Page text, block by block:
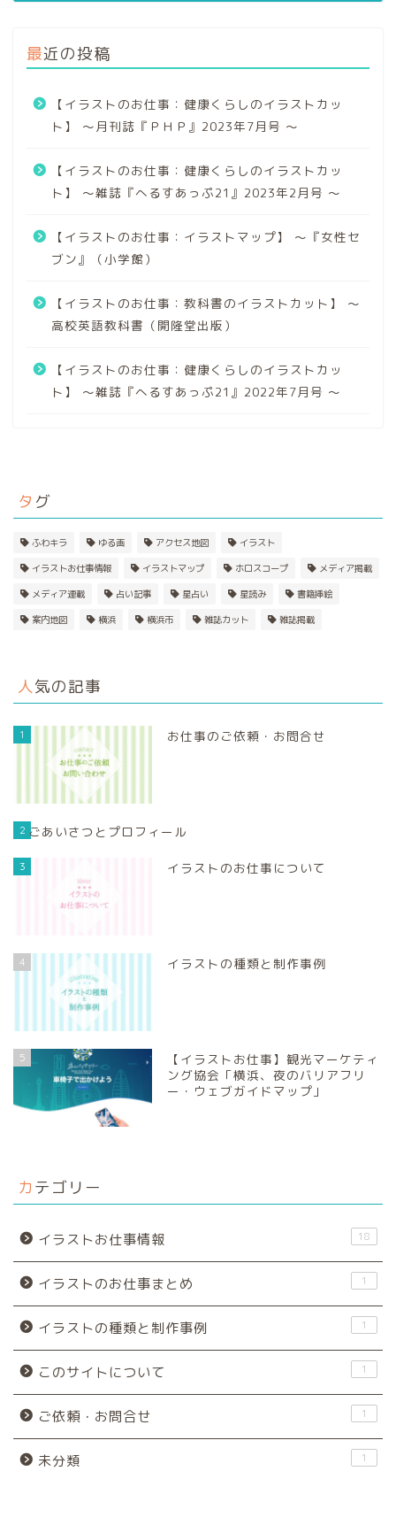
最近の投稿
【イラストのお仕事：健康くらしのイラストカッ
ト】 〜月刊誌『ＰＨＰ』2023年7月号 〜
【イラストのお仕事：健康くらしのイラストカッ
ト】 〜雑誌『へるすあっぷ21』2023年2月号 〜
【イラストのお仕事：イラストマップ】 〜『女性セ
ブン』（小学館）
【イラストのお仕事：教科書のイラストカット】 〜
高校英語教科書（開隆堂出版）
【イラストのお仕事：健康くらしのイラストカッ
ト】 〜雑誌『へるすあっぷ21』2022年7月号 〜
タグ
ふわキラ ゆる画 アクセス地図 イラスト
イラストお仕事情報 イラストマップ ホロスコープ メディア掲載
メディア連載 占い記事 星占い 星読み 書籍挿絵
案内地図 横浜 横浜市 雑誌カット 雑誌掲載
人気の記事
1 お仕事のご依頼・お問合せ
2 ごあいさつとプロフィール
3 イラストのお仕事について
4 イラストの種類と制作事例
5
【イラストお仕事】観光マーケティ
ング協会「横浜、夜のバリアフリ
ー・ウェブガイドマップ」
カテゴリー
イラストお仕事情報 18
イラストのお仕事まとめ 1
イラストの種類と制作事例 1
このサイトについて 1
ご依頼・お問合せ 1
未分類 1